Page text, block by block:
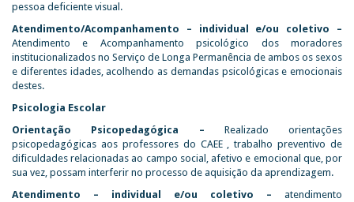
pessoa deficiente visual.
Atendimento/Acompanhamento – individual e/ou coletivo –
Atendimento e Acompanhamento psicológico dos moradores
institucionalizados no Serviço de Longa Permanência de ambos os sexos
e diferentes idades, acolhendo as demandas psicológicas e emocionais
destes.
Psicologia Escolar
Orientação Psicopedagógica – Realizado orientações
psicopedagógicas aos professores do CAEE , trabalho preventivo de
dificuldades relacionadas ao campo social, afetivo e emocional que, por
sua vez, possam interferir no processo de aquisição da aprendizagem.
Atendimento – individual e/ou coletivo – atendimento